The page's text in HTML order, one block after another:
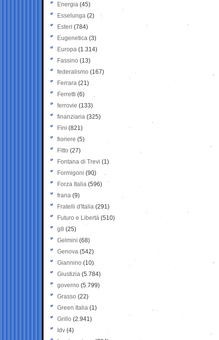
Energia (45)
Esselunga (2)
Esteri (784)
Eugenetica (3)
Europa (1.314)
Fassino (13)
federalismo (167)
Ferrara (21)
Ferretti (6)
ferrovie (133)
finanziaria (325)
Fini (821)
fioriere (5)
Fitto (27)
Fontana di Trevi (1)
Formigoni (90)
Forza Italia (596)
frana (9)
Fratelli d'Italia (291)
Futuro e Libertà (510)
g8 (25)
Gelmini (68)
Genova (542)
Giannino (10)
Giustizia (5.784)
governo (5.799)
Grasso (22)
Green Italia (1)
Grillo (2.941)
Idv (4)